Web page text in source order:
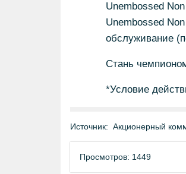
Unembossed
Unembossed
обслуживание
Стань
*Условие
Источник: Акционерный
Просмотров: 1449